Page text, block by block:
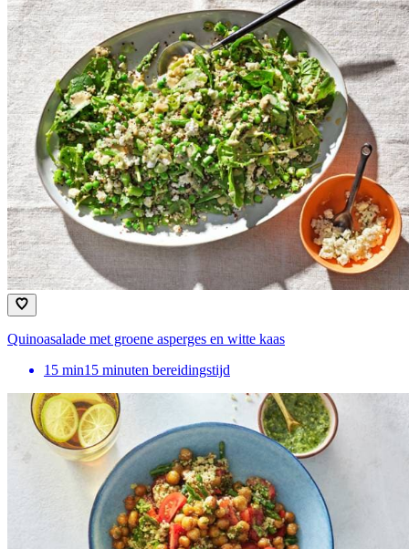
Quinoasalade met groene asperges en witte kaas
15 min15 minuten bereidingstijd